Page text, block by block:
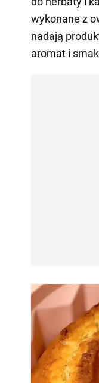
wykonane z
nadają
aromat i